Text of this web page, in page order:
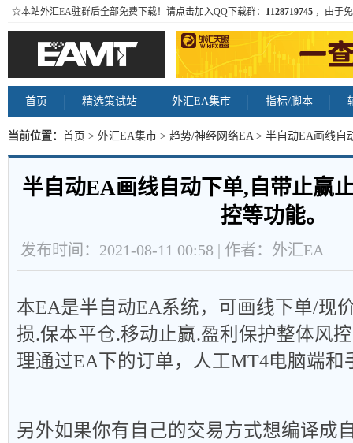
☆本站外汇EA驻群后全部免费下载！请点击加入QQ下载群： 1128719745 ，由于
首页 精选策试站 外汇EA集市 指标/脚本
当前位置： 首页 > 外汇EA集市 > 趋势/神经网络EA> 半自动EA画线自
等功能。 内容
半自动EA画线自动下单,自带止赢
控等功能。
发布时间：2021-08-11 00:58 | 作者：外汇EA
本EA是半自动EA系统，可画线下单/现
损.保本平仓.移动止赢.盈利保护整体风
理通过EA下的订单，人工MT4电脑端和
另外如果你有自己的交易方式想编译成